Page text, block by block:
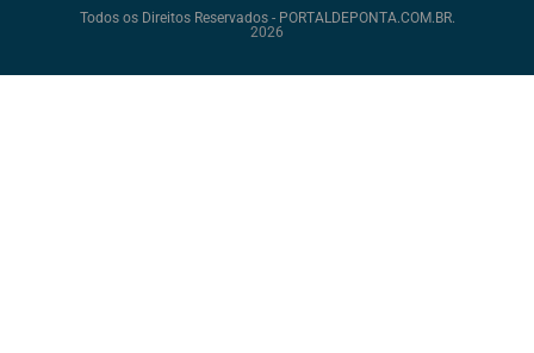
Todos os Direitos Reservados - PORTALDEPONTA.COM.BR.
2026